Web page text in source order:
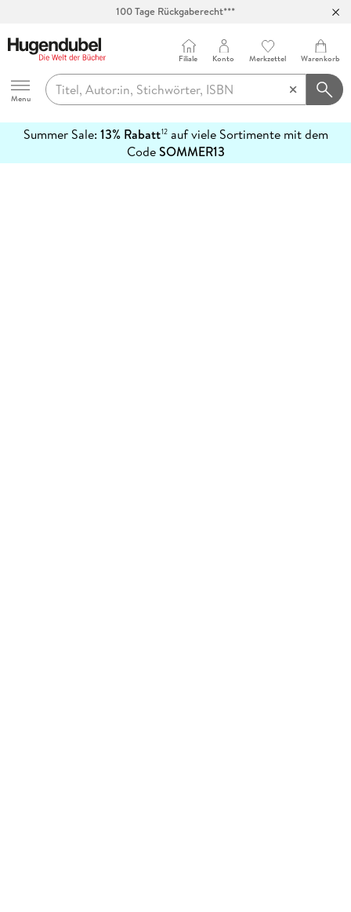
100 Tage Rückgaberecht***
Hugendubel
Menu
Filiale Konto Merkzettel Warenkorb
Summer Sale: 13% Rabatt12auf viele Sortimente mit dem
CodeSOMMER13
erfahren